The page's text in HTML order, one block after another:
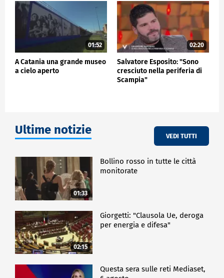
01:52
A Catania una grande museo
a cielo aperto
02:20
Salvatore Esposito: "Sono
cresciuto nella periferia di
Scampia"
Ultime notizie VEDI TUTTI
01:33
Bollino rosso in tutte le città
monitorate
02:15
Giorgetti: "Clausola Ue, deroga
per energia e difesa"
Questa sera sulle reti Mediaset,